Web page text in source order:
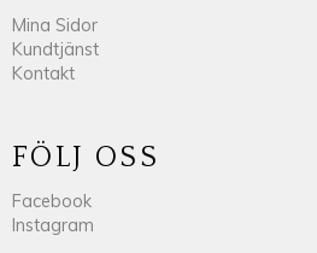
Mina Sidor
Kundtjänst
Kontakt
FÖLJ OSS
Facebook
Instagram